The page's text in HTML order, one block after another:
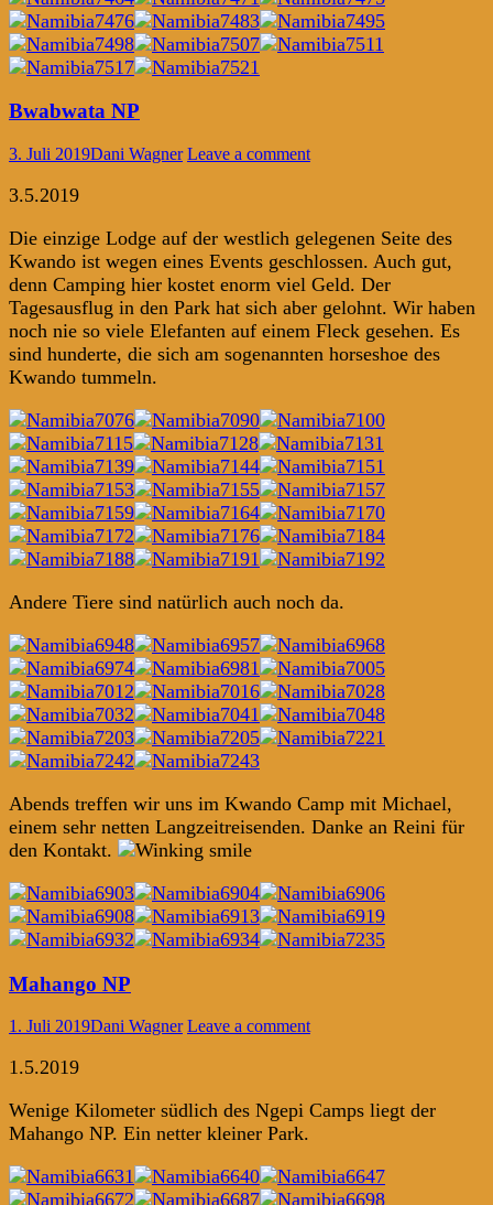
Bwabwata NP
3. Juli 2019Dani Wagner Leave a comment
3.5.2019
Die einzige Lodge auf der westlich gelegenen Seite des
Kwando ist wegen eines Events geschlossen. Auch gut,
denn Camping hier kostet enorm viel Geld. Der
Tagesausflug in den Park hat sich aber gelohnt. Wir haben
noch nie so viele Elefanten auf einem Fleck gesehen. Es
sind hunderte, die sich am sogenannten horseshoe des
Kwando tummeln.
Andere Tiere sind natürlich auch noch da.
Abends treffen wir uns im Kwando Camp mit Michael,
einem sehr netten Langzeitreisenden. Danke an Reini für
den Kontakt.
Mahango NP
1. Juli 2019Dani Wagner Leave a comment
1.5.2019
Wenige Kilometer südlich des Ngepi Camps liegt der
Mahango NP. Ein netter kleiner Park.